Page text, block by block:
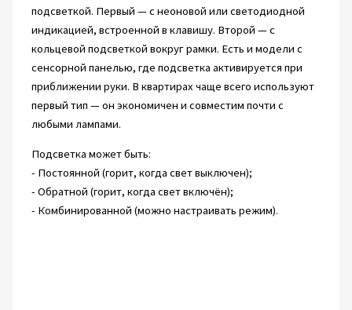
подсветкой. Первый — с неоновой или светодиодной
индикацией, встроенной в клавишу. Второй — с
кольцевой подсветкой вокруг рамки. Есть и модели с
сенсорной панелью, где подсветка активируется при
приближении руки. В квартирах чаще всего используют
первый тип — он экономичен и совместим почти с
любыми лампами.
Подсветка может быть:
- Постоянной (горит, когда свет выключен);
- Обратной (горит, когда свет включён);
- Комбинированной (можно настраивать режим).